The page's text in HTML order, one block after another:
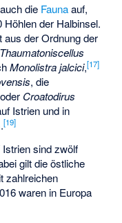
die Faunaauf,
der Halbinsel.
aus der Ordnung der
Thaumatoniscellus
Monolistra jalcici,[17]
, die
Croatodirus
Istrien und in
.[19]
sind zwölf
gilt die östliche
zahlreichen
waren in Europa